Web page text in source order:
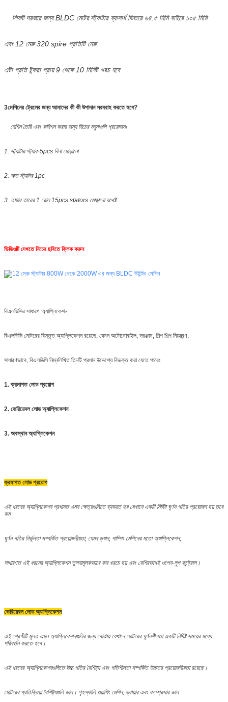
লিফট দরজার জন্য BLDC মোটর স্ট্যাটার ব্যাসার্ধ ভিতরে ৬৪.৫ মিমি বাইরে ১০৫ মিমি
এবং 12 মেরু 320 spire প্রতিটি মেরু
এটা প্রতি টুকরা প্রায় 9 থেকে 10 মিনিট খরচ হবে
3মেশিনের ট্রেলের জন্য আমাদের কী কী উপাদান সরবরাহ করতে হবে?
মেশিন তৈরি এবং কমিশন করার জন্য নিচের নমুনাগুলি প্রয়োজনঃ
1. স্ট্যাটার স্ট্যাক 5pcs বিনা মোড়ানো
2. ক্ষত স্ট্যাটর 1pc
3. তামার তারের 1 রোল 15pcs stators মোড়ানো যথেষ্ট
ভিডিওটি দেখতে নিচের ছবিতে ক্লিক করুন
বিএলডিসির সাধারণ অ্যাপ্লিকেশন
বিএলডিসি মোটরের বিস্তৃত অ্যাপ্লিকেশন রয়েছে, যেমন অটোমোবাইল, সরঞ্জাম, শিল্প শিল্প নিয়ন্ত্রণ,
সাধারণভাবে, বিএলডিসি নিম্নলিখিত তিনটি প্রধান উদ্দেশ্যে বিভক্ত করা যেতে পারেঃ
1. ক্রমাগত লোড প্রয়োগ
2. ভেরিয়েবল লোড অ্যাপ্লিকেশন
3. অবস্থান অ্যাপ্লিকেশন
ক্রমাগত লোড প্রয়োগ
এই ধরনের অ্যাপ্লিকেশন প্রধানত এমন ক্ষেত্রগুলিতে ব্যবহৃত হয় যেখানে একটি নির্দিষ্ট ঘূর্ণন গতির প্রয়োজন হয় তবে
কম
ঘূর্ণন গতির নির্ভুলতা সম্পর্কিত প্রয়োজনীয়তা, যেমন ভ্যান, পাম্পিং মেশিনের মতো অ্যাপ্লিকেশন,
সাধারণত এই ধরনের অ্যাপ্লিকেশন তুলনামূলকভাবে কম খরচে হয় এবং বেশিরভাগই ওপেন-লুপ কন্ট্রোল।
ভেরিয়েবল লোড অ্যাপ্লিকেশন
এই শ্রেণীটি মূলত এমন অ্যাপ্লিকেশনগুলির জন্য বোঝায় যেখানে মোটরের ঘূর্ণনশীলতা একটি নির্দিষ্ট সময়ের মধ্যে
পরিবর্তন করতে হবে।
এই ধরনের অ্যাপ্লিকেশনগুলিতে উচ্চ গতির বৈশিষ্ট্য এবং গতিশীলতা সম্পর্কিত উচ্চতর প্রয়োজনীয়তা রয়েছে।
মোটরের প্রতিক্রিয়া বৈশিষ্ট্যগুলি ভাল। গৃহস্থালি ওয়াশিং মেশিন, ড্রায়ার এবং কম্প্রেসার ভাল